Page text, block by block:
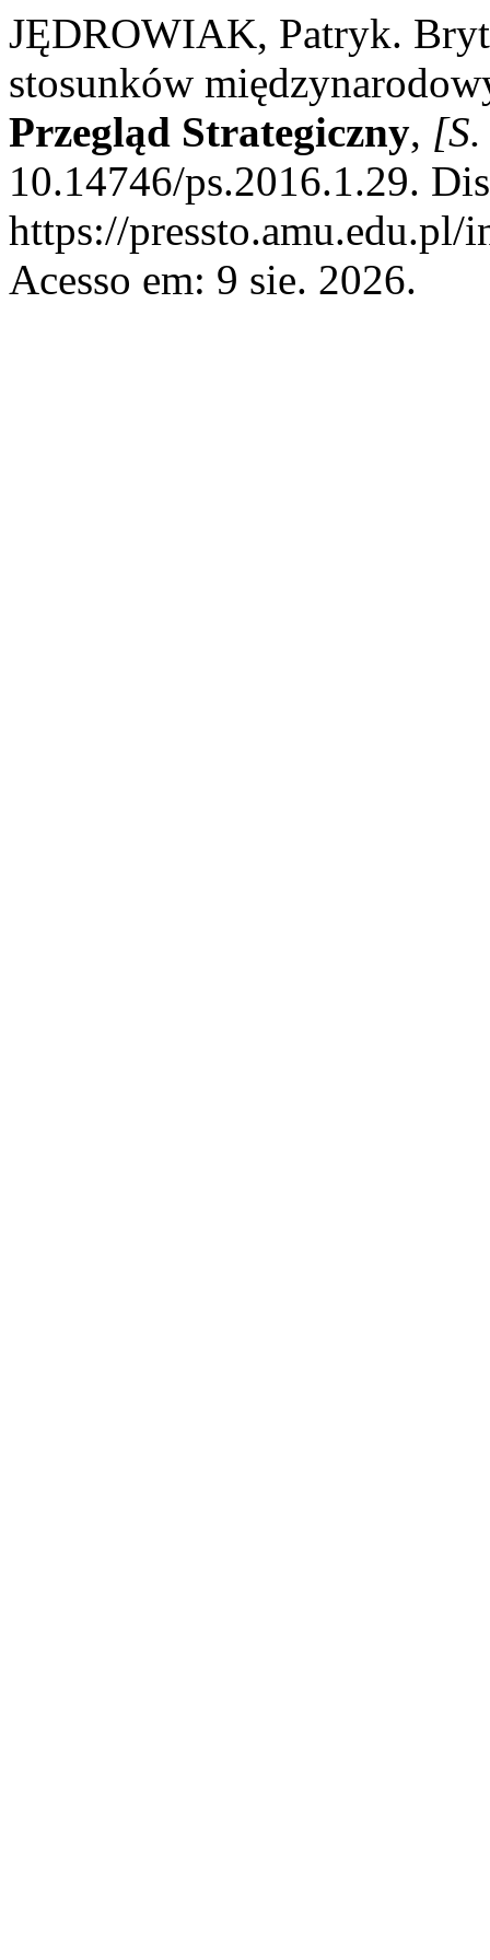
JĘDROWIAK, Patryk.
stosunków
Przegląd Strategiczny,
10.14746/ps.2016.1.29.
https://
Acesso em: 9 sie. 2026.